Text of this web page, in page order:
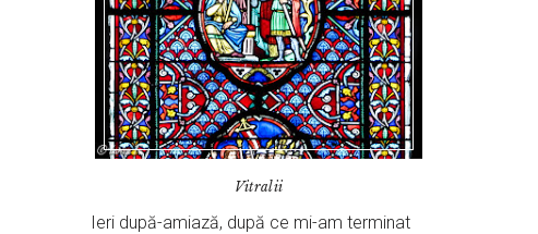
Vitralii
Ieri după-amiază, după ce mi-am terminat